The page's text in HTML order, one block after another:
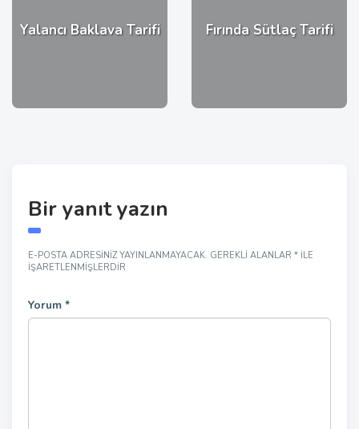
Yalancı Baklava Tarifi Fırında Sütlaç Tarifi
Bir yanıt yazın
E-POSTA ADRESINIZ YAYINLANMAYACAK. GEREKLI ALANLAR * ILE
IŞARETLENMIŞLERDIR
Yorum *